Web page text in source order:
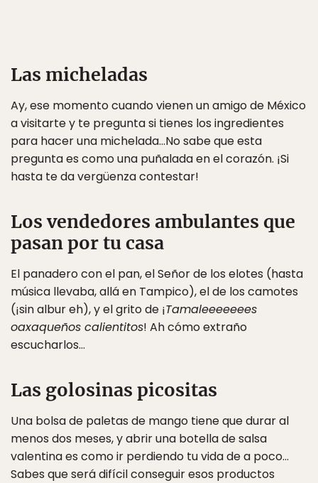
Las micheladas
Ay, ese momento cuando vienen un amigo de México
a visitarte y te pregunta si tienes los ingredientes
para hacer una michelada…No sabe que esta
pregunta es como una puñalada en el corazón. ¡Si
hasta te da vergüenza contestar!
Los vendedores ambulantes que
pasan por tu casa
El panadero con el pan, el Señor de los elotes (hasta
música llevaba, allá en Tampico), el de los camotes
(¡sin albur eh), y el grito de ¡Tamaleeeeeees
oaxaqueños calientitos! Ah cómo extraño
escucharlos…
Las golosinas picositas
Una bolsa de paletas de mango tiene que durar al
menos dos meses, y abrir una botella de salsa
valentina es como ir perdiendo tu vida de a poco…
Sabes que será difícil conseguir esos productos